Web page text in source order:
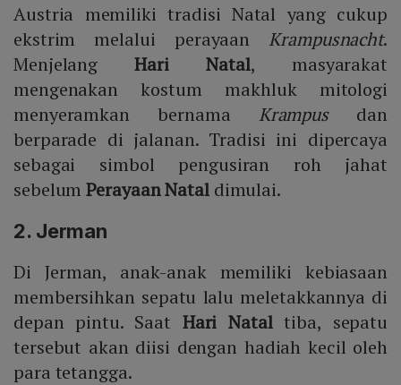
Austria memiliki tradisi Natal yang cukup
ekstrim melalui perayaan Krampusnacht.
MenjelangHari Natal, masyarakat
mengenakan kostum makhluk mitologi
menyeramkan bernama Krampusdan
berparade di jalanan. Tradisi ini dipercaya
sebagai simbol pengusiran roh jahat
sebelumPerayaan Nataldimulai.
2. Jerman
Di Jerman, anak-anak memiliki kebiasaan
membersihkan sepatu lalu meletakkannya di
depan pintu. Saat Hari Nataltiba, sepatu
tersebut akan diisi dengan hadiah kecil oleh
para tetangga.